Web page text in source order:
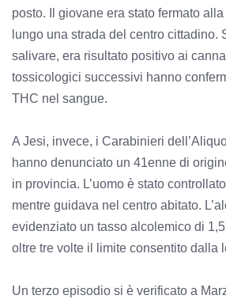
posto. Il giovane era stato fermato
lungo una strada del centro cittadino.
salivare, era risultato positivo ai
tossicologici successivi hanno
THC nel sangue.
A Jesi, invece, i Carabinieri
hanno denunciato un 41enne di
in provincia. L’uomo è stato
mentre guidava nel centro abitato.
evidenziato un tasso alcolemico di
oltre tre volte il limite consentito dalla
Un terzo episodio si è verificato a